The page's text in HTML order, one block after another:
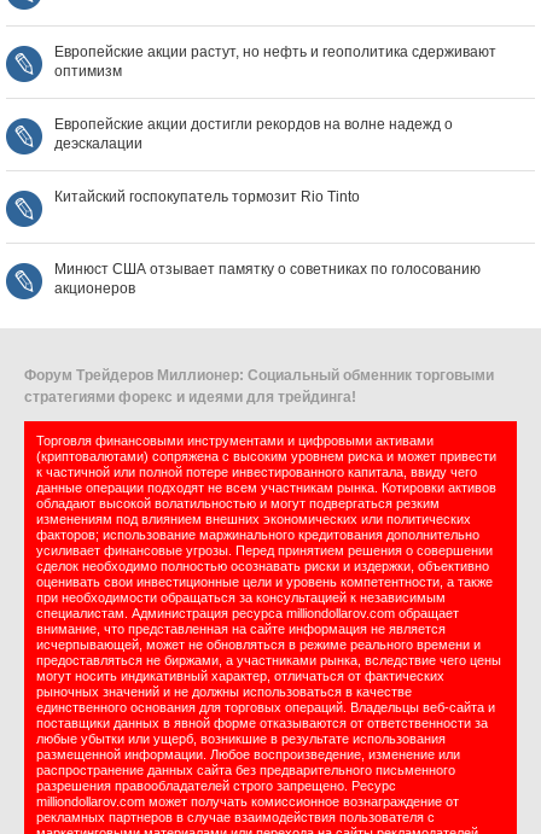
Европейские акции растут, но нефть и геополитика сдерживают
оптимизм
Европейские акции достигли рекордов на волне надежд о
деэскалации
Китайский госпокупатель тормозит Rio Tinto
Минюст США отзывает памятку о советниках по голосованию
акционеров
Форум Трейдеров Миллионер: Социальный обменник торговыми
стратегиями форекс и идеями для трейдинга!
Торговля финансовыми инструментами и цифровыми активами
(криптовалютами) сопряжена с высоким уровнем риска и может привести
к частичной или полной потере инвестированного капитала, ввиду чего
данные операции подходят не всем участникам рынка. Котировки активов
обладают высокой волатильностью и могут подвергаться резким
изменениям под влиянием внешних экономических или политических
факторов; использование маржинального кредитования дополнительно
усиливает финансовые угрозы. Перед принятием решения о совершении
сделок необходимо полностью осознавать риски и издержки, объективно
оценивать свои инвестиционные цели и уровень компетентности, а также
при необходимости обращаться за консультацией к независимым
специалистам. Администрация ресурса milliondollarov.com обращает
внимание, что представленная на сайте информация не является
исчерпывающей, может не обновляться в режиме реального времени и
предоставляться не биржами, а участниками рынка, вследствие чего цены
могут носить индикативный характер, отличаться от фактических
рыночных значений и не должны использоваться в качестве
единственного основания для торговых операций. Владельцы веб-сайта и
поставщики данных в явной форме отказываются от ответственности за
любые убытки или ущерб, возникшие в результате использования
размещенной информации. Любое воспроизведение, изменение или
распространение данных сайта без предварительного письменного
разрешения правообладателей строго запрещено. Ресурс
milliondollarov.com может получать комиссионное вознаграждение от
рекламных партнеров в случае взаимодействия пользователя с